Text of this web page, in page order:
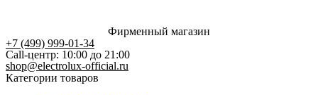
Фирменный магазин
+7 (499) 999-01-34
Call-центр: 10:00 до 21:00
shop@electrolux-official.ru
Категории товаров